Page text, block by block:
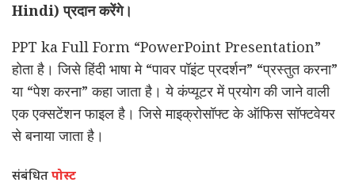
Hindi) प्रदान करेंगे।
PPT ka Full Form “PowerPoint Presentation”
होता है। जिसे हिंदी भाषा मे “पावर पॉइंट प्रदर्शन” “प्रस्तुत करना”
या “पेश करना” कहा जाता है। ये कंप्यूटर में प्रयोग की जाने वाली
एक एक्सटेंशन फाइल है। जिसे माइक्रोसॉफ्ट के ऑफिस सॉफ्टवेयर
से बनाया जाता है।
संबंधितपोस्ट